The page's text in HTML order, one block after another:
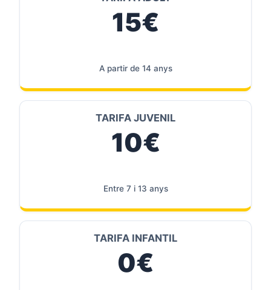
15€
A partir de 14 anys
TARIFA JUVENIL
10€
Entre 7 i 13 anys
TARIFA INFANTIL
0€